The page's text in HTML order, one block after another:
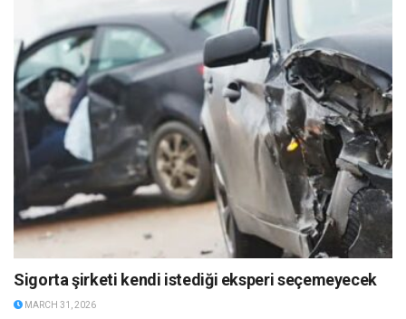
Sigorta şirketi kendi istediği eksperi seçemeyecek
MARCH 31, 2026